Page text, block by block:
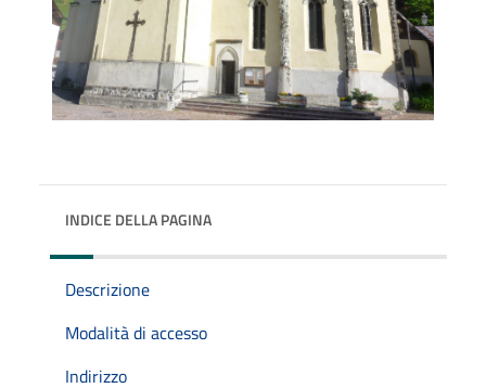
INDICE DELLA PAGINA
Descrizione
Modalità di accesso
Indirizzo